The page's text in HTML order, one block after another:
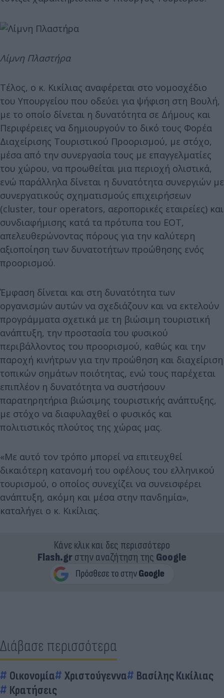
Λίμνη Πλαστήρα
Τέλος, ο κ. Κικίλιας αναφέρεται στο νομοσχέδιο
του Υπουργείου που οδεύει για ψήφιση στη Βουλή,
με το οποίο δίνεται η δυνατότητα σε Δήμους και
Περιφέρειες να δημιουργούν το δικό τους Φορέα
Διαχείρισης Τουριστικού Προορισμού, με στόχο,
μέσα από την συνεργασία τους με επαγγελματίες
του χώρου, να προωθείται μια περιοχή ολιστικά,
ενώ παράλληλα δίνεται η δυνατότητα συνεργιών με
συνεργατικούς σχηματισμούς επιχειρήσεων
(cluster, tour operators, αεροπορικές εταιρείες) και
συνδιαφήμισης κατά τα πρότυπα του ΕΟΤ,
απελευθερώνοντας πόρους για την καλύτερη
αξιοποίηση των δυνατοτήτων προώθησης ενός
προορισμού.
Έμφαση δίνεται και στη δυνατότητα των
οργανισμών αυτών να σχεδιάζουν και να εκτελούν
προγράμματα σχετικά με τη βιώσιμη τουριστική
ανάπτυξη, την προστασία του φυσικού
περιβάλλοντος του προορισμού, καθώς και την
παροχή κινήτρων για την προώθηση και διαχείριση
τοπικών σημάτων ποιότητας, ενώ τους παρέχεται
επιπλέον η δυνατότητα να συστήσουν
παρατηρητήρια βιώσιμης τουριστικής ανάπτυξης,
με στόχο να διαφυλαχθεί ο φυσικός και
πολιτιστικός πλούτος της χώρας μας.
«Με αυτό τον τρόπο μπορεί να επιτευχθεί
δικαιότερη κατανομή του οφέλους του ελληνικού
τουρισμού, ο οποίος συνεχίζει να συνεισφέρει
ανάπτυξη, ακόμη και μέσα στην πανδημία»,
καταλήγει ο κ. Κικίλιας.
Κάνε κλικ και δες περισσότερο
Flash.grστην αναζήτηση της Google
Διάβασε περισσότερα
Οικονομία Χριστούγεννα
Βασίλης Κικίλιας
Κρατήσεις